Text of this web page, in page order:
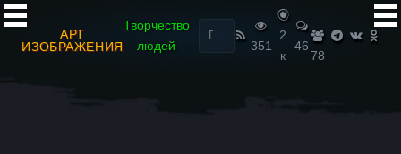
АРТ
ИЗОБРАЖЕНИЯ
Творчество
людей
Найти:
351
2
к
46
78